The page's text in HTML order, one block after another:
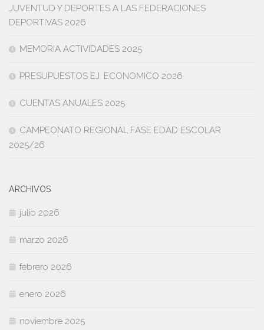
JUVENTUD Y DEPORTES A LAS FEDERACIONES
DEPORTIVAS 2026
MEMORIA ACTIVIDADES 2025
PRESUPUESTOS EJ. ECONOMICO 2026
CUENTAS ANUALES 2025
CAMPEONATO REGIONAL FASE EDAD ESCOLAR
2025/26
ARCHIVOS
julio 2026
marzo 2026
febrero 2026
enero 2026
noviembre 2025